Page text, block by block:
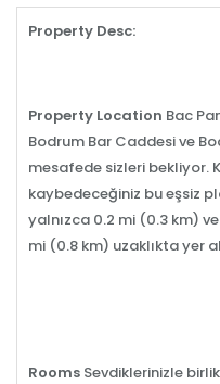
Property Desc:
Property Location Bac
Bodrum Bar Caddesi ve
mesafede sizleri bekliyor.
kaybedeceğiniz bu eşsiz
yalnızca 0.2 mi (0.3 km)
mi (0.8 km) uzaklıkta yer
Rooms Sevdiklerinizle